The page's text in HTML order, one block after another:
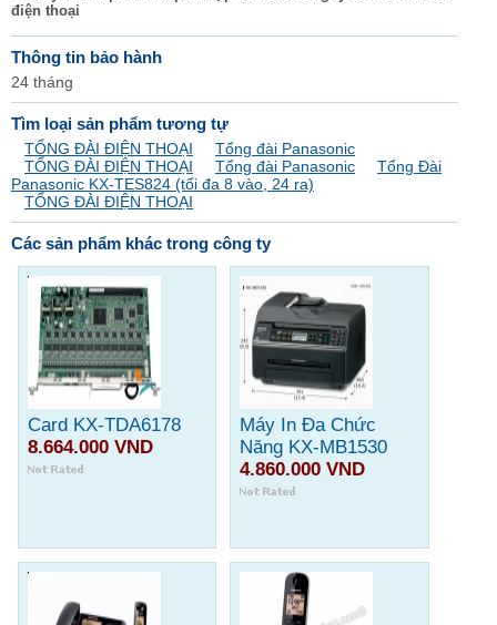
điện thoại
Thông tin bảo hành
24 tháng
Tìm loại sản phẩm tương tự
TỔNG ĐÀI ĐIỆN THOẠI
Tổng đài Panasonic
TỔNG ĐÀI ĐIỆN THOẠI
Tổng đài Panasonic
Tổng Đài
Panasonic KX-TES824 (tối đa 8 vào, 24 ra)
TỔNG ĐÀI ĐIỆN THOẠI
Các sản phẩm khác trong công ty
Card KX-TDA6178
8.664.000 VND
Máy In Đa Chức
Năng KX-MB1530
4.860.000 VND